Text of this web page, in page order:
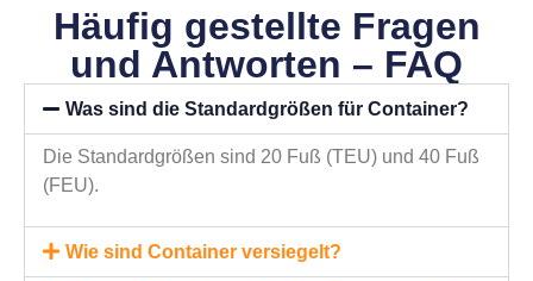
Häufig gestellte Fragen
und Antworten – FAQ
Was sind die Standardgrößen für Container?
Die Standardgrößen sind 20 Fuß (TEU) und 40 Fuß
(FEU).
Wie sind Container versiegelt?